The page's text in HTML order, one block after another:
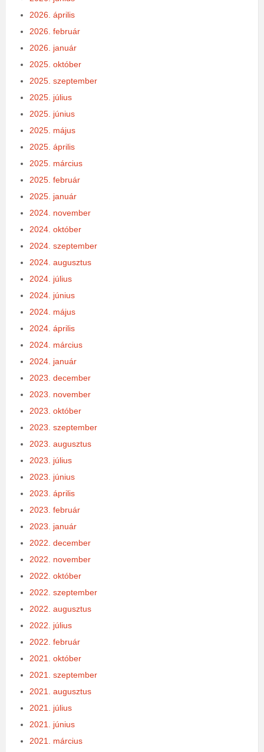
2026. április
2026. február
2026. január
2025. október
2025. szeptember
2025. július
2025. június
2025. május
2025. április
2025. március
2025. február
2025. január
2024. november
2024. október
2024. szeptember
2024. augusztus
2024. július
2024. június
2024. május
2024. április
2024. március
2024. január
2023. december
2023. november
2023. október
2023. szeptember
2023. augusztus
2023. július
2023. június
2023. április
2023. február
2023. január
2022. december
2022. november
2022. október
2022. szeptember
2022. augusztus
2022. július
2022. február
2021. október
2021. szeptember
2021. augusztus
2021. július
2021. június
2021. március